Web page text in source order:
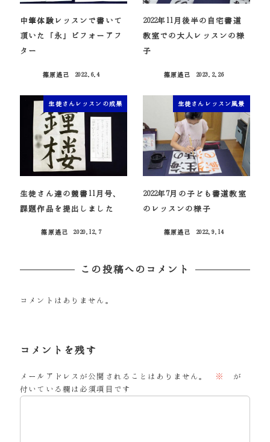
中筆体験レッスンで書いて
頂いた「永」ビフォーアフ
ター
篠原遙己
2022.6.4
2022年11月後半の自宅書道
教室での大人レッスンの様
子
篠原遙己
2023.2.26
生徒さんレッスンの成果
生徒さん達の競書11月号、
課題作品を提出しました
篠原遙己
2020.12.7
生徒さんレッスン風景
2022年7月の子ども書道教室
のレッスンの様子
篠原遙己
2022.9.14
この投稿へのコメント
コメントはありません。
コメントを残す
メールアドレスが公開されることはありません。 ※
が
付いている欄は必須項目です